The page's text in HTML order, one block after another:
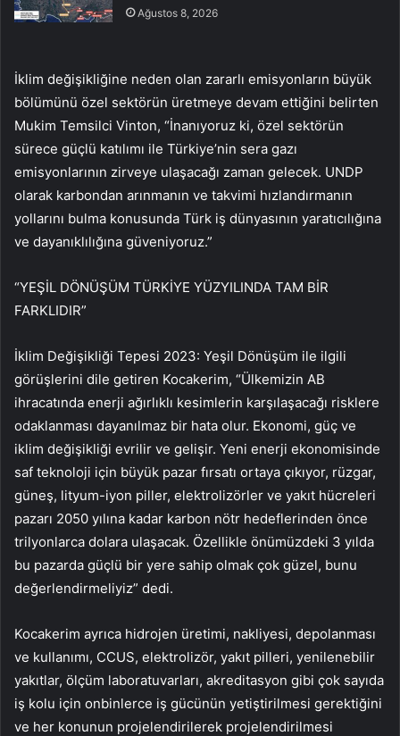
Ağustos 8, 2026
İklim değişikliğine neden olan zararlı emisyonların büyük
bölümünü özel sektörün üretmeye devam ettiğini belirten
Mukim Temsilci Vinton, “İnanıyoruz ki, özel sektörün
sürece güçlü katılımı ile Türkiye’nin sera gazı
emisyonlarının zirveye ulaşacağı zaman gelecek. UNDP
olarak karbondan arınmanın ve takvimi hızlandırmanın
yollarını bulma konusunda Türk iş dünyasının yaratıcılığına
ve dayanıklılığına güveniyoruz.”
“YEŞİL DÖNÜŞÜM TÜRKİYE YÜZYILINDA TAM BİR
FARKLIDIR”
İklim Değişikliği Tepesi 2023: Yeşil Dönüşüm ile ilgili
görüşlerini dile getiren Kocakerim, “Ülkemizin AB
ihracatında enerji ağırlıklı kesimlerin karşılaşacağı risklere
odaklanması dayanılmaz bir hata olur. Ekonomi, güç ve
iklim değişikliği evrilir ve gelişir. Yeni enerji ekonomisinde
saf teknoloji için büyük pazar fırsatı ortaya çıkıyor, rüzgar,
güneş, lityum-iyon piller, elektrolizörler ve yakıt hücreleri
pazarı 2050 yılına kadar karbon nötr hedeflerinden önce
trilyonlarca dolara ulaşacak. Özellikle önümüzdeki 3 yılda
bu pazarda güçlü bir yere sahip olmak çok güzel, bunu
değerlendirmeliyiz” dedi.
Kocakerim ayrıca hidrojen üretimi, nakliyesi, depolanması
ve kullanımı, CCUS, elektrolizör, yakıt pilleri, yenilenebilir
yakıtlar, ölçüm laboratuvarları, akreditasyon gibi çok sayıda
iş kolu için onbinlerce iş gücünün yetiştirilmesi gerektiğini
ve her konunun projelendirilerek projelendirilmesi